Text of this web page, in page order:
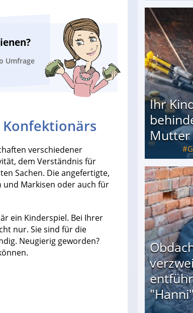
Umfrage
Konfektionärs
verschiedener
dem Verständnis für
Sachen. Die angefertigte,
und Markisen oder auch für
ein Kinderspiel. Bei Ihrer
nur. Sie sind für die
Neugierig geworden?
Asylbewerber treiben Vermieter (34) in
Ihr
Mutter
kam schwer behindert zur Welt: Suff-Mutter